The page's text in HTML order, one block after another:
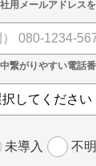
未導入 不明